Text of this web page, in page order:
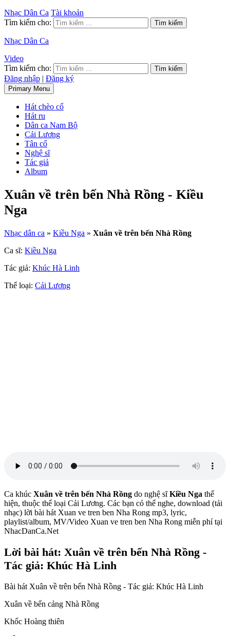
Nhạc Dân Ca Tài khoản
Tìm kiếm cho:
Nhạc Dân Ca
Video
Tìm kiếm cho:
Đăng nhập | Đăng ký
Primary Menu
Hát chèo cổ
Hát ru
Dân ca Nam Bộ
Cải Lương
Tân cổ
Nghệ sĩ
Tác giả
Album
Xuân về trên bến Nhà Rồng - Kiều
Nga
Nhạc dân ca » Kiều Nga » Xuân về trên bến Nhà Rồng
Ca sĩ: Kiều Nga
Tác giả: Khúc Hà Linh
Thể loại: Cải Lương
Ca khúc Xuân về trên bến Nhà Rồng do nghệ sĩKiều Nga thể
hiện, thuộc thể loại Cải Lương. Các bạn có thể nghe, download (tải
nhạc) lời bài hát Xuan ve tren ben Nha Rong mp3, lyric,
playlist/album, MV/Video Xuan ve tren ben Nha Rong miễn phí tại
NhacDanCa.Net
Lời bài hát: Xuân về trên bến Nhà Rồng -
Tác giả: Khúc Hà Linh
Bài hát Xuân về trên bến Nhà Rồng - Tác giả: Khúc Hà Linh
Xuân về bến cảng Nhà Rồng
Khốc Hoàng thiên